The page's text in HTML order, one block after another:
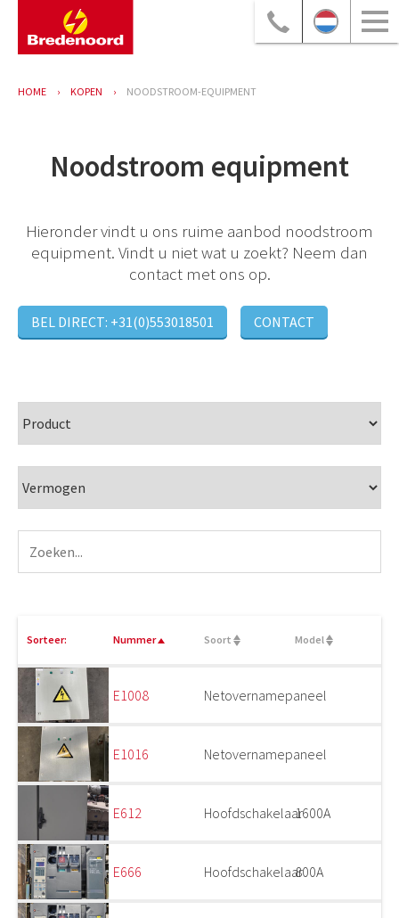
HOME KOPEN NOODSTROOM-EQUIPMENT
Noodstroom equipment
Hieronder vindt u ons ruime aanbod noodstroom
equipment. Vindt u niet wat u zoekt? Neem dan
contact met ons op.
BEL DIRECT: +31(0)553018501 CONTACT
Sorteer: Nummer Soort Model
E1008 Netovernamepaneel
E1016 Netovernamepaneel
E612 Hoofdschakelaar1600A
E666 Hoofdschakelaar800A